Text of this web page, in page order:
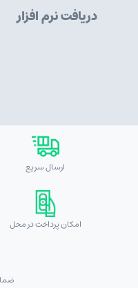
دریافت نرم افزار
ارسال سریع
امکان پرداخت در محل